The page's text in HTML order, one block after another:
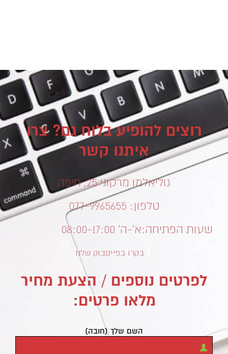
רוצים להופיע בלוח גם? צרו
איתנו קשר
גוליאלמו מרקוני 25, חיפה
טלפון: 077-9965655
שעות הפתיחה:א’-ה’ 08:00-17:00
בקרו בפייסבוק שלנו
לפרטים נוספים / הצעת מחיר
מלאו פרטים:
השם שלך (חובה)